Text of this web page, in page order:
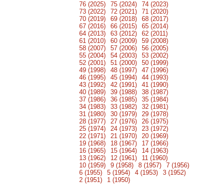
76 (2025) 75 (2024)
74 (2023)
73 (2022)
72 (2021)
71 (2020)
70 (2019)
69 (2018)
68 (2017)
67 (2016)
66 (2015)
65 (2014)
64 (2013)
63 (2012)
62 (2011)
61 (2010)
60 (2009)
59 (2008)
58 (2007)
57 (2006)
56 (2005)
55 (2004)
54 (2003)
53 (2002)
52 (2001)
51 (2000)
50 (1999)
49 (1998)
48 (1997)
47 (1996)
46 (1995)
45 (1994)
44 (1993)
43 (1992)
42 (1991)
41 (1990)
40 (1989)
39 (1988)
38 (1987)
37 (1986)
36 (1985)
35 (1984)
34 (1983)
33 (1982)
32 (1981)
31 (1980)
30 (1979)
29 (1978)
28 (1977)
27 (1976)
26 (1975)
25 (1974)
24 (1973)
23 (1972)
22 (1971)
21 (1970)
20 (1969)
19 (1968)
18 (1967)
17 (1966)
16 (1965)
15 (1964)
14 (1963)
13 (1962)
12 (1961)
11 (1960)
10 (1959)
9 (1958) 8 (1957)
7 (1956)
6 (1955)
5 (1954) 4 (1953)
3 (1952)
2 (1951)
1 (1950)